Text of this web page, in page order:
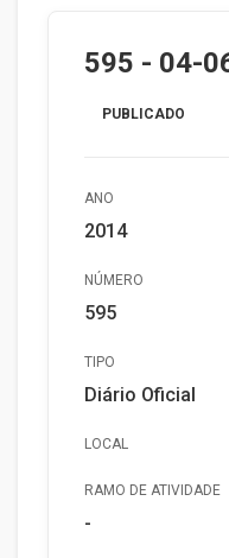
595 - 04-
PUBLICADO
ANO
2014
NÚMERO
595
TIPO
Diário Oficial
LOCAL
RAMO DE ATIVIDADE
-